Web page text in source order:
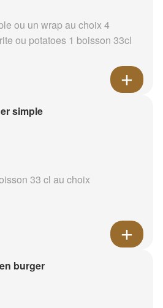
ou un wrap au choix 4
ou potatoes 1 boisson 33cl
simple
33 cl au choix
burger